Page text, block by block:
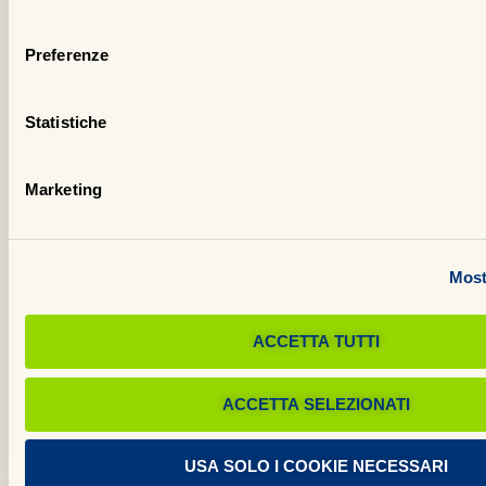
Preferenze
Statistiche
Marketing
ACCETTA TUTTI
ACCETTA SELEZIONATI
USA SOLO I COOKIE NECESSARI